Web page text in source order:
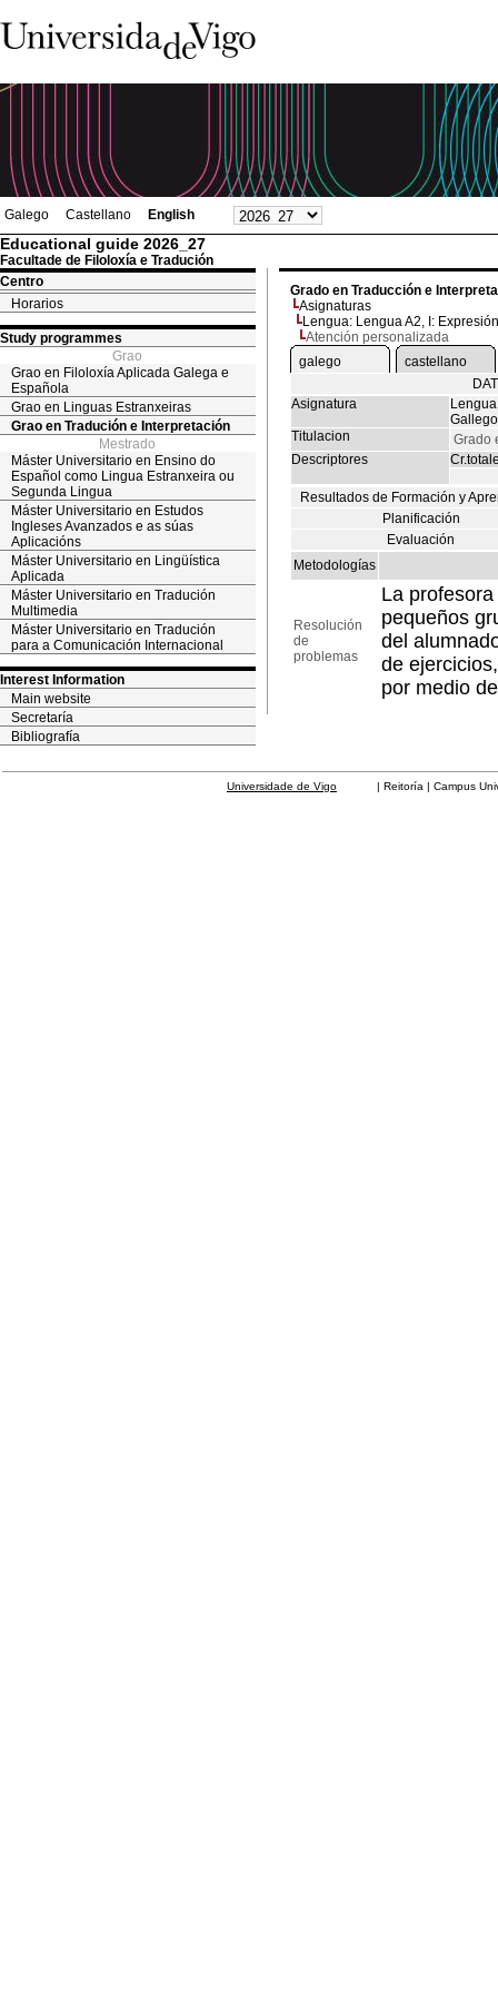
Galego Castellano English
Educational guide 2026_27
Facultade de Filoloxía e Tradución
Centro
Horarios
Study programmes
Grao
Grao en Filoloxía Aplicada Galega e
Española
Grao en Linguas Estranxeiras
Grao en Tradución e Interpretación
Mestrado
Máster Universitario en Ensino do
Español como Lingua Estranxeira ou
Segunda Lingua
Máster Universitario en Estudos
Ingleses Avanzados e as súas
Aplicacións
Máster Universitario en Lingüística
Aplicada
Máster Universitario en Tradución
Multimedia
Máster Universitario en Tradución
para a Comunicación Internacional
Interest Information
Main website
Secretaría
Bibliografía
Grado en Traducción e
Asignaturas
Lengua: Lengua A2, I:
Atención personalizada
galego
castellano
Asignatura
Gallego
Titulacion
Grado
Descriptores
Resultados de Formación y
Planificación
Evaluación
Metodologías
Resolución
de
problemas
La
pequeños
del
de
por medio
Universidade de Vigo | Reitoría | Campus